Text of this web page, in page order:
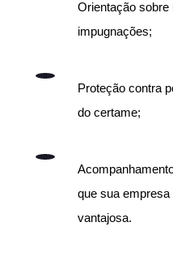
Orientação
impugnações;
Proteção contra
do certame;
que sua
vantajosa.